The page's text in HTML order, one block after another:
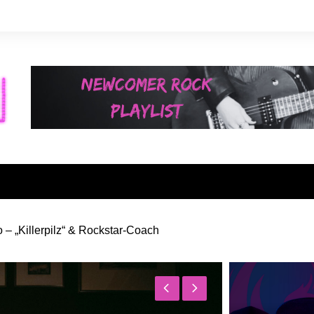
„Killerpilz“ & Rockstar-Coach